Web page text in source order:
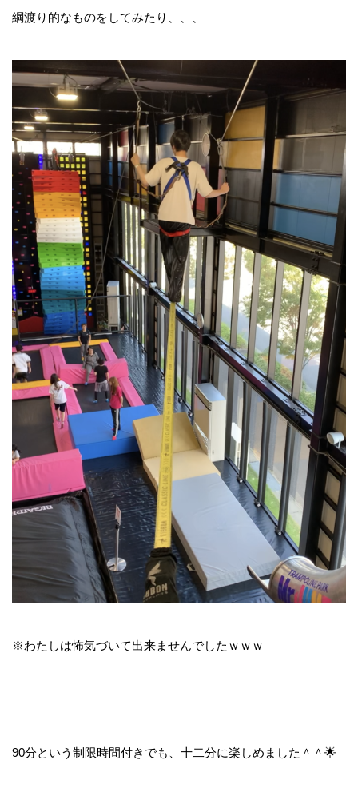
綱渡り的なものをしてみたり、、、
※わたしは怖気づいて出来ませんでしたｗｗｗ
90分という制限時間付きでも、十二分に楽しめました＾＾🌟